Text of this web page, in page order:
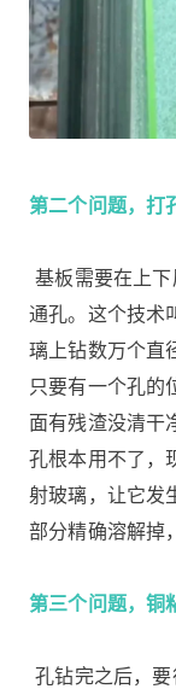
第二个问题，打
基板需要在上
通孔。这个技术
璃上钻数万个直
只要有一个孔的
面有残渣没清干
孔根本用不了，
射玻璃，让它发
部分精确溶解掉
第三个问题，铜
孔钻完之后，